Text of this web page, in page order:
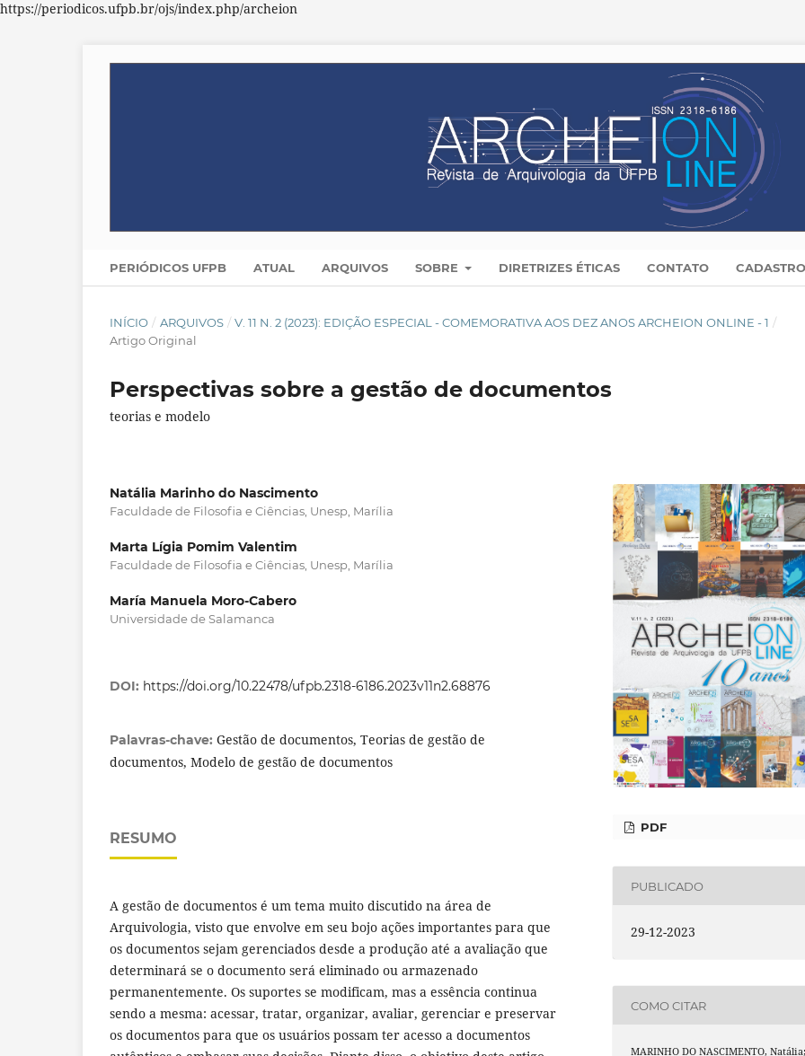
https://periodicos.ufpb.br/ojs/index.php/archeion
PERIÓDICOS UFPB ATUAL ARQUIVOS SOBRE DIRETRIZES ÉTICAS CONTATO
INÍCIO / ARQUIVOS / V. 11 N. 2 (2023): EDIÇÃO ESPECIAL - COMEMORATIVA AOS DEZ ANOS ARCHEION ONLINE - 1 /
Artigo Original
Perspectivas sobre a gestão de documentos
teorias e modelo
Natália Marinho do Nascimento
Faculdade de Filosofia e Ciências, Unesp, Marília
Marta Lígia Pomim Valentim
Faculdade de Filosofia e Ciências, Unesp, Marília
María Manuela Moro-Cabero
Universidade de Salamanca
DOI: https://doi.org/10.22478/ufpb.2318-6186.2023v11n2.68876
Palavras-chave: Gestão de documentos, Teorias de gestão de
documentos, Modelo de gestão de documentos
RESUMO
A gestão de documentos é um tema muito discutido na área de
Arquivologia, visto que envolve em seu bojo ações importantes para que
os documentos sejam gerenciados desde a produção até a avaliação que
determinará se o documento será eliminado ou armazenado
permanentemente. Os suportes se modificam, mas a essência continua
sendo a mesma: acessar, tratar, organizar, avaliar, gerenciar e preservar
os documentos para que os usuários possam ter acesso a documentos
PDF
PUBLICADO
29-12-2023
COMO CITAR
MARINHO DO NASCIMENTO,